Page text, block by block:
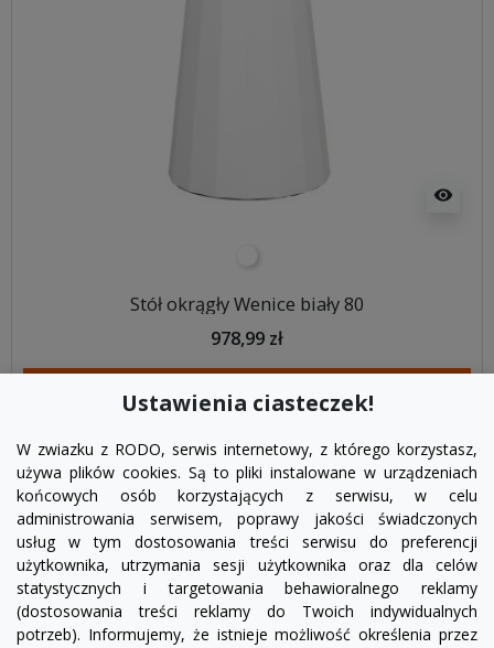
visibility
Stół okrągły Wenice biały 80
978,99 zł
FacebookYouTubePinterest
Ustawienia ciasteczek!
W zwiazku z RODO, serwis internetowy, z którego korzystasz,
używa plików cookies. Są to pliki instalowane w urządzeniach
końcowych osób korzystających z serwisu, w celu
administrowania serwisem, poprawy jakości świadczonych
usług w tym dostosowania treści serwisu do preferencji
użytkownika, utrzymania sesji użytkownika oraz dla celów
statystycznych i targetowania behawioralnego reklamy
(dostosowania treści reklamy do Twoich indywidualnych
potrzeb). Informujemy, że istnieje możliwość określenia przez